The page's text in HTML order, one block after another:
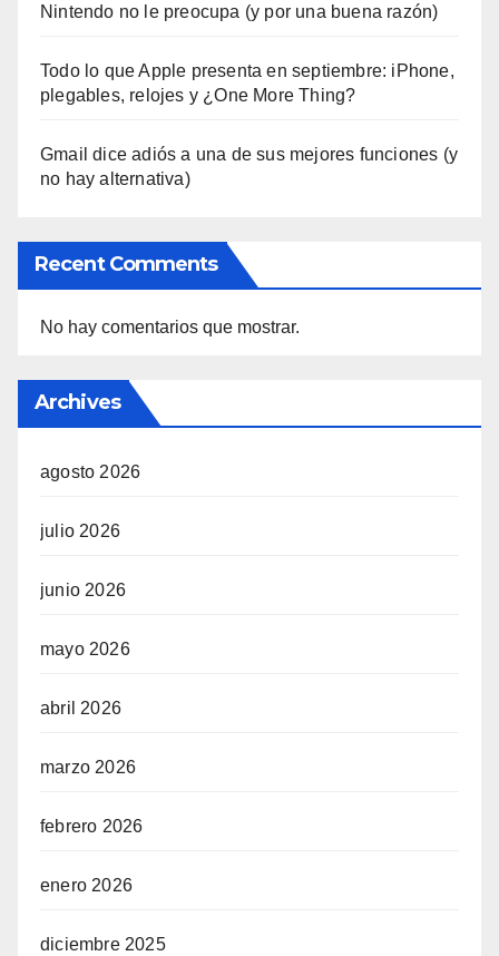
Nintendo no le preocupa (y por una buena razón)
Todo lo que Apple presenta en septiembre: iPhone,
plegables, relojes y ¿One More Thing?
Gmail dice adiós a una de sus mejores funciones (y
no hay alternativa)
Recent Comments
No hay comentarios que mostrar.
Archives
agosto 2026
julio 2026
junio 2026
mayo 2026
abril 2026
marzo 2026
febrero 2026
enero 2026
diciembre 2025